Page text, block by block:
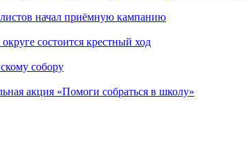
начал приёмную кампанию
состоится крестный ход
собору
акция «Помоги собраться в школу»